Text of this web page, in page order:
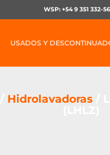
WSP: +54 9 351 332-
USADOS Y
Hidrolavadoras